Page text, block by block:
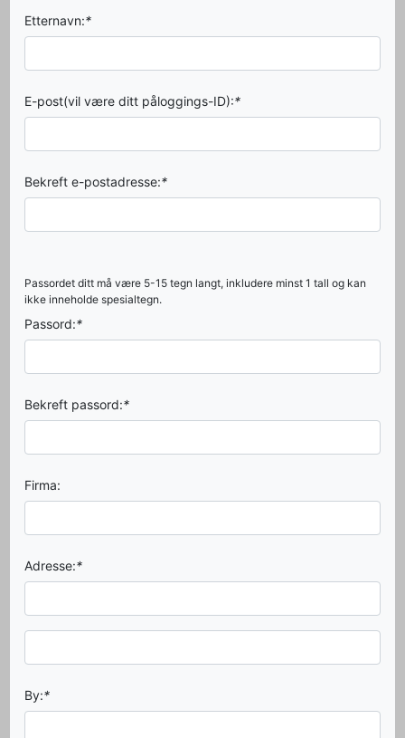
Etternavn:*
E-post(vil være ditt påloggings-ID):*
Bekreft e-postadresse:*
Passordet ditt må være 5-15 tegn langt, inkludere minst 1 tall og kan
ikke inneholde spesialtegn.
Passord:*
Bekreft passord:*
Firma:
Adresse:*
By:*